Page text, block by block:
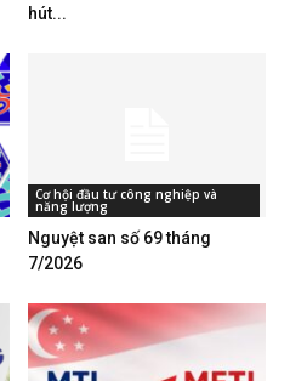
hút...
Cơ hội đầu tư công nghiệp và
năng lượng
Nguyệt san số 69 tháng
7/2026